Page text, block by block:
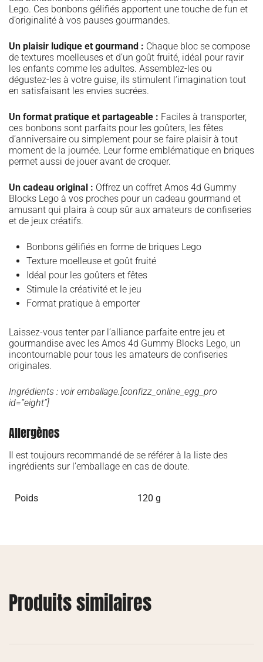
Lego. Ces bonbons gélifiés apportent une touche de fun et
d’originalité à vos pauses gourmandes.
Un plaisir ludique et gourmand : Chaque bloc se compose
de textures moelleuses et d’un goût fruité, idéal pour ravir
les enfants comme les adultes. Assemblez-les ou
dégustez-les à votre guise, ils stimulent l’imagination tout
en satisfaisant les envies sucrées.
Un format pratique et partageable : Faciles à transporter,
ces bonbons sont parfaits pour les goûters, les fêtes
d’anniversaire ou simplement pour se faire plaisir à tout
moment de la journée. Leur forme emblématique en briques
permet aussi de jouer avant de croquer.
Un cadeau original : Offrez un coffret Amos 4d Gummy
Blocks Lego à vos proches pour un cadeau gourmand et
amusant qui plaira à coup sûr aux amateurs de confiseries
et de jeux créatifs.
Bonbons gélifiés en forme de briques Lego
Texture moelleuse et goût fruité
Idéal pour les goûters et fêtes
Stimule la créativité et le jeu
Format pratique à emporter
Laissez-vous tenter par l’alliance parfaite entre jeu et
gourmandise avec les Amos 4d Gummy Blocks Lego, un
incontournable pour tous les amateurs de confiseries
originales.
Ingrédients : voir emballage.[confizz_online_egg_pro
id=”eight”]
Allergènes
Il est toujours recommandé de se référer à la liste des
ingrédients sur l’emballage en cas de doute.
Poids 120 g
Produits similaires